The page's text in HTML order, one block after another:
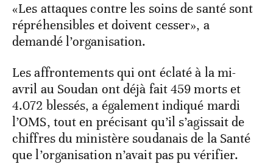
«Les attaques contre les soins de santé sont
répréhensibles et doivent cesser», a
demandé l’organisation.
Les affrontements qui ont éclaté à la mi-
avril au Soudan ont déjà fait 459 morts et
4.072 blessés, a également indiqué mardi
l’OMS, tout en précisant qu’il s’agissait de
chiffres du ministère soudanais de la Santé
que l’organisation n’avait pas pu vérifier.